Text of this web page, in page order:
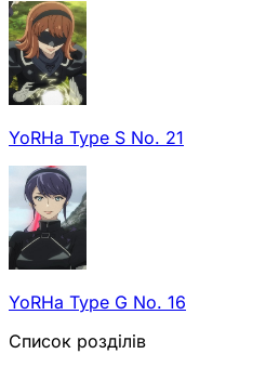
YoRHa Type S No. 21
YoRHa Type G No. 16
Список розділів